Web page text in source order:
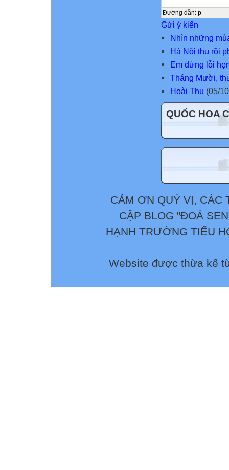
Đường dẫn: p
Gửi ý kiến
Nhìn những
Hà Nội thu rồi
Em đừng lỗi
Tháng Mười,
Hoài Thu (05/
QUỐC HOA
CẢM ƠN QUÝ VỊ, CÁC
CẬP BLOG "ĐOÁ
HẠNH TRƯỜNG TIỂU
Website được thừa kế